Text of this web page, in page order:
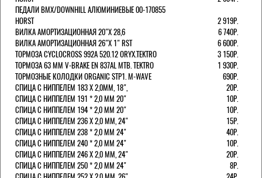
ПЕДАЛИ BMX/DOWNHILL АЛЮМИНИЕВЫЕ 00-170855
HORST
2 919Р.
ВИЛКА АМОРТИЗАЦИОННАЯ 20"Х 28,6
6 740Р.
ВИЛКА АМОРТИЗАЦИОННАЯ 26"Х 1" RST
6 600Р.
ТОРМОЗА CYCLOCROSS 992А 520.12 ORYX.TEKTRO
3 150Р.
ТОРМОЗА 63 ММ V-BRAKE EN 837AL MTB. TEKTRO
1 930Р.
ТОРМОЗНЫЕ КОЛОДКИ ORGANIC STP1. M-WAVE
690Р.
СПИЦА С НИППЕЛЕМ 183 Х 2,0ММ, 18",
20Р.
СПИЦА С НИППЕЛЕМ 191 * 2,0 ММ 20"
10Р.
СПИЦА С НИППЕЛЕМ 194 * 2,0 ММ 20"
10Р.
СПИЦА С НИППЕЛЕМ 236 Х 2,0 ММ, 24"
15Р.
СПИЦА С НИППЕЛЕМ 238 * 2,0 ММ 24"
40Р.
СПИЦА С НИППЕЛЕМ 240 * 2,0 ММ 24"
10Р.
СПИЦА С НИППЕЛЕМ 246 Х 2,0 ММ, 24"
20Р.
СПИЦА С НИППЕЛЕМ 250 * 2,0 ММ 24"
8Р.